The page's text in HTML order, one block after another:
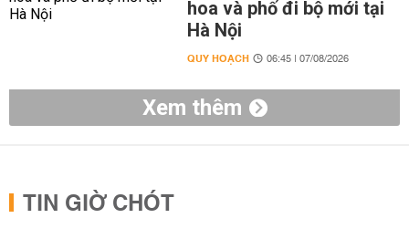
hoa và phố đi bộ mới tại
Hà Nội
QUY HOẠCH 06:45 | 07/08/2026
Xem thêm
TIN GIỜ CHÓT